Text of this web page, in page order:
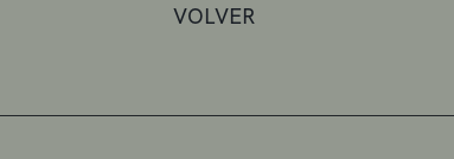
VOLVER